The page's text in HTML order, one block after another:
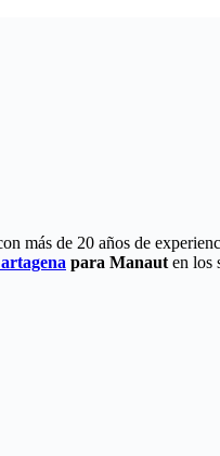
más de 20 años de
para Manaut en los